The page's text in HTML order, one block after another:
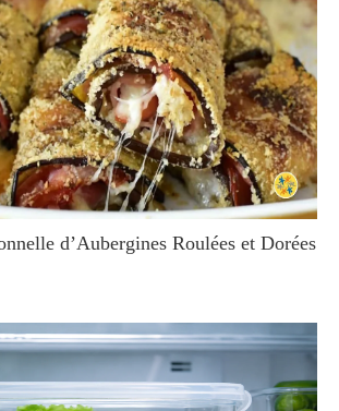
d’Aubergines Roulées et Dorées